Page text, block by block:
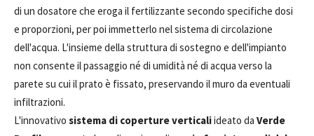
di un dosatore che eroga il fertilizzante secondo specifiche dosi
e proporzioni, per poi immetterlo nel sistema di circolazione
dell'acqua. L'insieme della struttura di sostegno e dell'impianto
non consente il passaggio né di umidità né di acqua verso la
parete su cui il prato è fissato, preservando il muro da eventuali
infiltrazioni.
L'innovativo sistema di coperture verticaliideato da Verde